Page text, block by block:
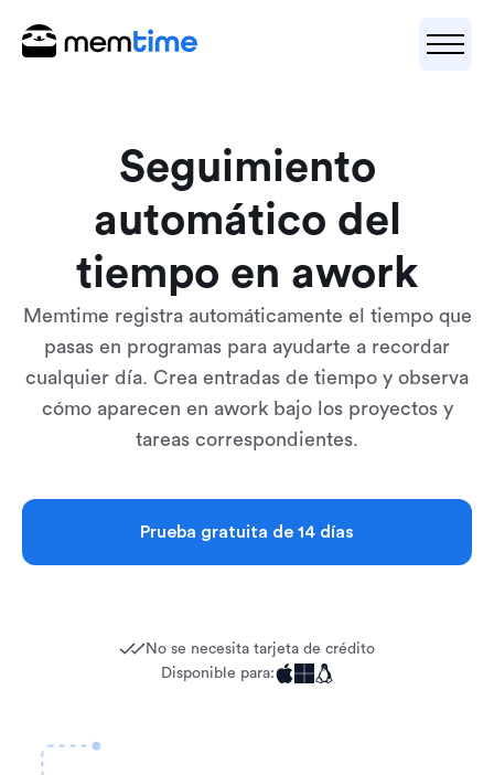
Seguimiento
automático del
tiempo en awork
Memtime registra automáticamente el tiempo que
pasas en programas para ayudarte a recordar
cualquier día. Crea entradas de tiempo y observa
cómo aparecen en awork bajo los proyectos y
tareas correspondientes.
Prueba gratuita de 14 días
No se necesita tarjeta de crédito
Disponible para: